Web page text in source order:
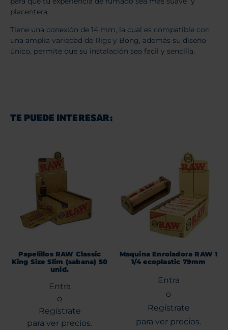
placentera.
Tiene una conexión de 14 mm, la cual es compatible con
una amplia variedad de Rigs y Bong, además su diseño
único, permite que su instalación sea facil y sencilla.
TE PUEDE INTERESAR:
Papelillos RAW Classic
King Size Slim (sabana) 50
unid.
Entra
o
Regístrate
para ver precios.
Maquina Enroladora RAW 1
1/4 ecoplastic 79mm
Entra
o
Regístrate
para ver precios.